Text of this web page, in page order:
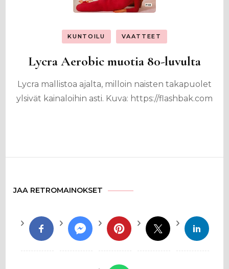
KUNTOILU VAATTEET
Lycra Aerobic muotia 80-luvulta
Lycra mallistoa ajalta, milloin naisten takapuolet
ylsivät kainaloihin asti. Kuva: https://flashbak.com
JAA RETROMAINOKSET